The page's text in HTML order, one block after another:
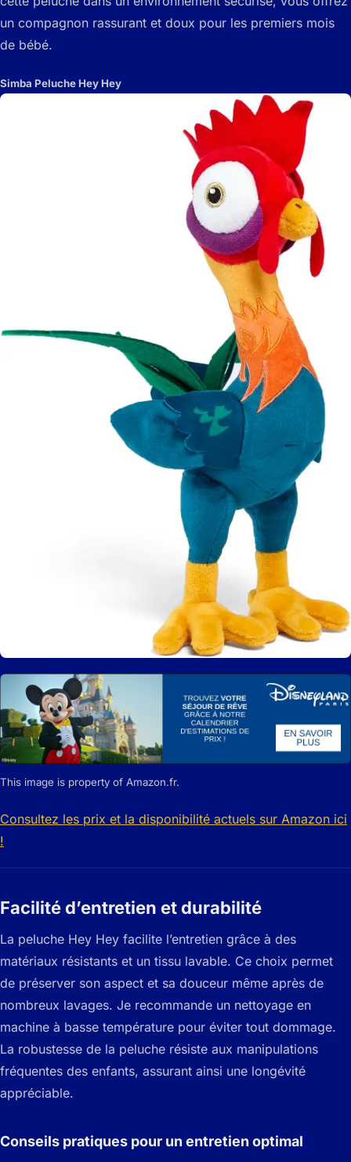
un compagnon rassurant et doux pour les premiers mois
de bébé.
Simba Peluche Hey Hey
This image is property of Amazon.fr.
Consultez les prix et la disponibilité actuels sur Amazon ici
!
Facilité d’entretien et durabilité
La peluche Hey Hey facilite l’entretien grâce à des
matériaux résistants et un tissu lavable. Ce choix permet
de préserver son aspect et sa douceur même après de
nombreux lavages. Je recommande un nettoyage en
machine à basse température pour éviter tout dommage.
La robustesse de la peluche résiste aux manipulations
fréquentes des enfants, assurant ainsi une longévité
appréciable.
Conseils pratiques pour un entretien optimal